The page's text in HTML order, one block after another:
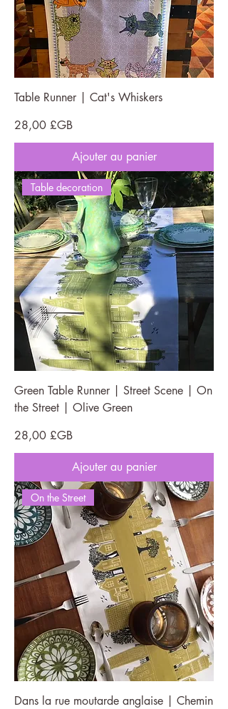
Table Runner | Cat's Whiskers
Prix
28,00 £GB
Ajouter au panier
Table decoration
Green Table Runner | Street Scene | On
the Street | Olive Green
Prix
28,00 £GB
Ajouter au panier
On the Street
Dans la rue moutarde anglaise | Chemin